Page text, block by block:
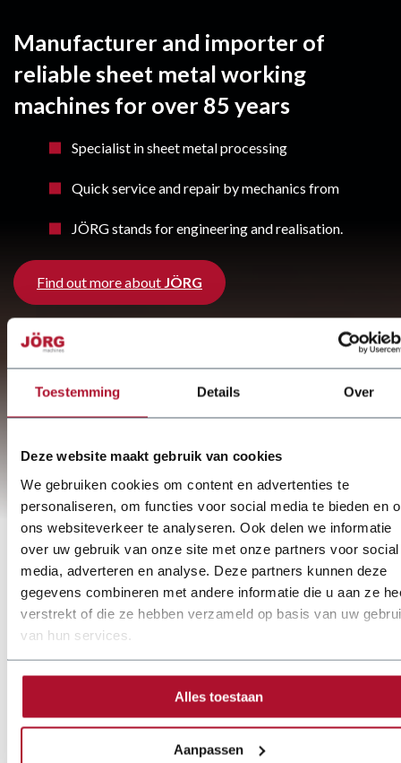
Toestemming Details Over
Deze website maakt gebruik van cookies
We gebruiken cookies om content en advertenties te
personaliseren, om functies voor social media te bieden en
ons websiteverkeer te analyseren. Ook delen we informatie
over uw gebruik van onze site met onze partners voor social
media, adverteren en analyse. Deze partners kunnen deze
gegevens combineren met andere informatie die u aan ze
verstrekt of die ze hebben verzameld op basis van uw
van hun services.
Alles toestaan
Aanpassen
Manufacturer and importer of
reliable sheet metal working
machines for over 85 years
Specialist in sheet metal processing
Quick service and repair by mechanics from
JÖRG stands for engineering and realisation.
Find out more about JÖRG